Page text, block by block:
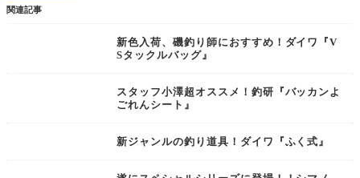
関連記事
新色入荷、磯釣り師におすすめ！ダイワ『V
Sタックルバッグ』
スタッフ小澤超オススメ！釣研『バッカンよ
ごれんシート』
新ジャンルの釣り道具！ダイワ『ふく式』